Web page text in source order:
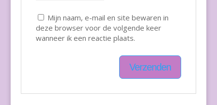
Mijn naam, e-mail en site bewaren in
deze browser voor de volgende keer
wanneer ik een reactie plaats.